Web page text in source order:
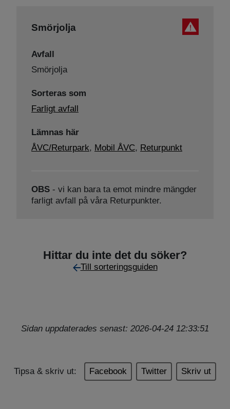
Smörjolja
Avfall
Smörjolja
Sorteras som
Farligt avfall
Lämnas här
ÅVC/Returpark, Mobil ÅVC, Returpunkt
OBS - vi kan bara ta emot mindre mängder
farligt avfall på våra Returpunkter.
Hittar du inte det du söker?
Till sorteringsguiden
Sidan uppdaterades senast: 2026-04-24 12:33:51
Tipsa & skriv ut: Facebook Twitter Skriv ut